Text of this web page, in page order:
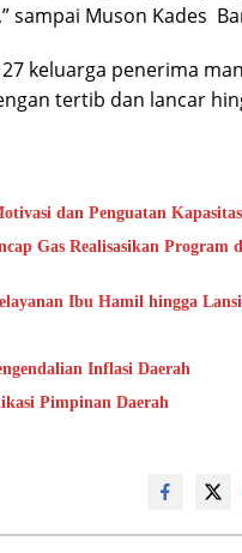
sampai Muson Kades
keluarga penerima
tertib dan lancar
dan Penguatan
Gas Realisasikan Program
Ibu Hamil hingga
Inflasi Daerah
Pimpinan Daerah